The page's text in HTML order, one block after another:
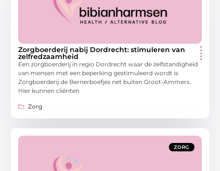
Zorgboerderij nabij Dordrecht: stimuleren van
zelfredzaamheid
Een zorgboerderij in regio Dordrecht waar de zelfstandigheid
van mensen met een beperking gestimuleerd wordt is
Zorgboerderij de Bernerboefjes net buiten Groot-Ammers.
Hier kunnen cliënten
Zorg
ZORG